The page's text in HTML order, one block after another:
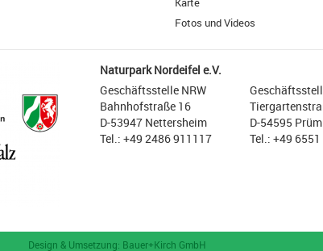
Fotos und Videos
Naturpark Nordeifel e.V.
Geschäftsstelle NRW
Bahnhofstraße 16
D-53947 Nettersheim
Tel.: +49 2486 911117
D-54595 Prüm
Tel.: +49
Design & Umsetzung: Bauer+Kirch GmbH